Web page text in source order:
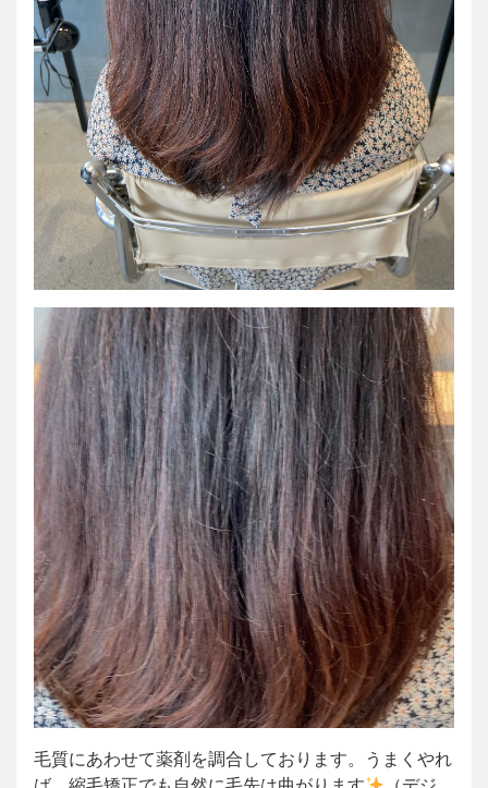
毛質にあわせて薬剤を調合しております。うまくやれ